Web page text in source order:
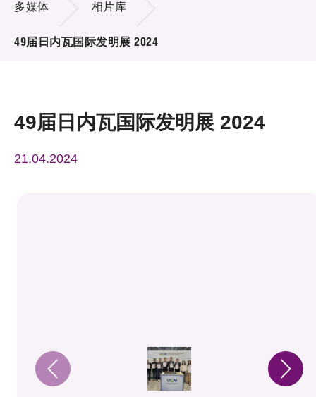
多媒体 相片库
49届日内瓦国际发明展 2024
49届日内瓦国际发明展 2024
21.04.2024